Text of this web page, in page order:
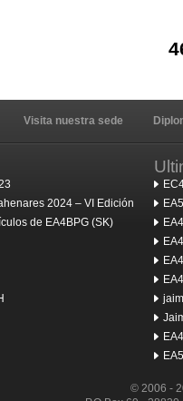
Visita nuestra sede
2024 – VI Edición
de EA4BPG (SK)
© 2006 -